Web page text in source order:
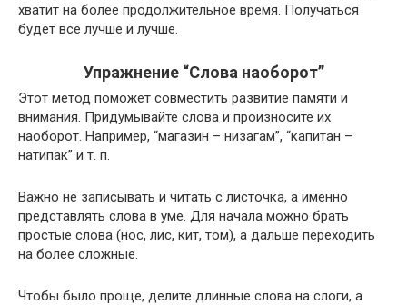
хватит на более продолжительное время. Получаться
будет все лучше и лучше.
Упражнение “Слова наоборот”
Этот метод поможет совместить развитие памяти и
внимания. Придумывайте слова и произносите их
наоборот. Например, “магазин – низагам”, “капитан –
натипак” и т. п.
Важно не записывать и читать с листочка, а именно
представлять слова в уме. Для начала можно брать
простые слова (нос, лис, кит, том), а дальше переходить
на более сложные.
Чтобы было проще, делите длинные слова на слоги, а